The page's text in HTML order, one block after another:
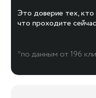
*по данным от 196
Это доверие тех,
что проходите